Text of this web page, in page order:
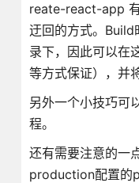
reate-react-app 有
迂回的方式。
录下，因此可以在
等方式保证），并
另外一个小技巧可
程。
还有需要注意的一
production配置的